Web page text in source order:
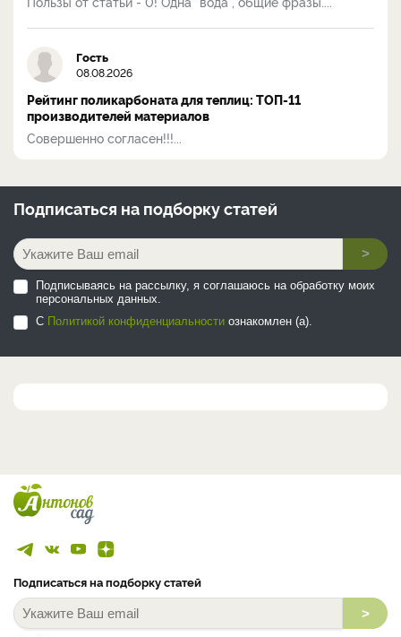
Гость
08.08.2026
Рейтинг поликарбоната для теплиц: ТОП-11
производителей материалов
Совершенно согласен!!!...
Подписаться на подборку статей
>
Подписываясь на рассылку, я соглашаюсь на обработку моих
персональных данных.
С Политикой конфиденциальности ознакомлен (а).
Подписаться на подборку статей
>